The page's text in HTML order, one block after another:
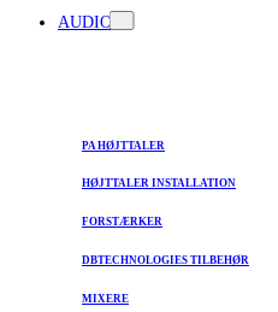
AUDIO
PA HØJTTALER
HØJTTALER INSTALLATION
FORSTÆRKER
DBTECHNOLOGIES TILBEHØR
MIXERE